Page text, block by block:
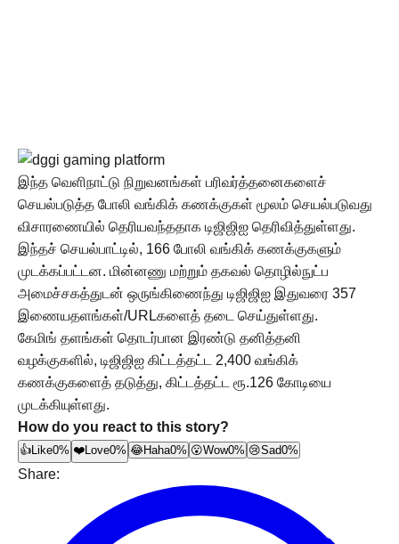
இந்த வெளிநாட்டு நிறுவனங்கள் பரிவர்த்தனைகளைச்
செயல்படுத்த போலி வங்கிக் கணக்குகள் மூலம் செயல்படுவது
விசாரணையில் தெரியவந்ததாக டிஜிஜிஐ தெரிவித்துள்ளது.
இந்தச் செயல்பாட்டில், 166 போலி வங்கிக் கணக்குகளும்
முடக்கப்பட்டன. மின்னணு மற்றும் தகவல் தொழில்நுட்ப
அமைச்சகத்துடன் ஒருங்கிணைந்து டிஜிஜிஐ இதுவரை 357
இணையதளங்கள்/URLகளைத் தடை செய்துள்ளது.
கேமிங் தளங்கள் தொடர்பான இரண்டு தனித்தனி
வழக்குகளில், டிஜிஜிஐ கிட்டத்தட்ட 2,400 வங்கிக்
கணக்குகளைத் தடுத்து, கிட்டத்தட்ட ரூ.126 கோடியை
முடக்கியுள்ளது.
How do you react to this story?
👍Like0% ❤️Love0% 😂Haha0% 😮Wow0% 😢Sad0%
Share: